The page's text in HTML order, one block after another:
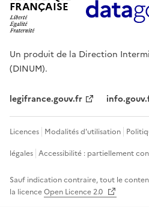
FRANÇAISE
Un produit de la Direction
(DINUM).
legifrance.gouv.fr
Licences Modalités d'utilisation
légales Accessibilité : partiellement
Sauf indication contraire, tout le
la licenceOpen Licence 2.0